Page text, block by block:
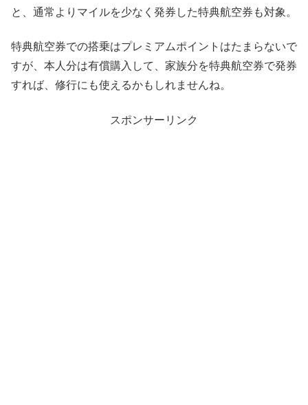
と、通常よりマイルを少なく発券した特典航空券も対象。
特典航空券での搭乗はプレミアムポイントはたまらないで
すが、本人分は有償購入して、家族分を特典航空券で発券
すれば、修行にも使えるかもしれませんね。
スポンサーリンク